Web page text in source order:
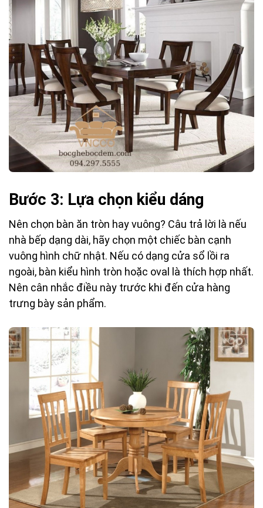
Bước 3: Lựa chọn kiểu dáng
Nên chọn bàn ăn tròn hay vuông? Câu trả lời là nếu
nhà bếp dạng dài, hãy chọn một chiếc bàn cạnh
vuông hình chữ nhật. Nếu có dạng cửa sổ lồi ra
ngoài, bàn kiểu hình tròn hoặc oval là thích hợp nhất.
Nên cân nhắc điều này trước khi đến cửa hàng
trưng bày sản phẩm.